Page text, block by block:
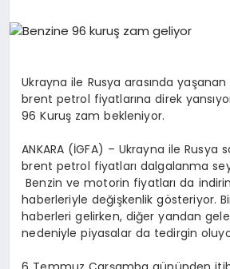
EKONOMI
HABERLER
MAGAZIN
Ukrayna ile Rusya arasında yaşanan
brent petrol fiyatlarına direk
96 Kuruş zam bekleniyor.
ANKARA (İGFA) – Ukrayna ile Rusya
brent petrol fiyatları dalgalanma
Benzin ve motorin fiyatları da
haberleriyle değişkenlik gösteriyor.
haberleri gelirken, diğer yandan
nedeniyle piyasalar da tedirgin